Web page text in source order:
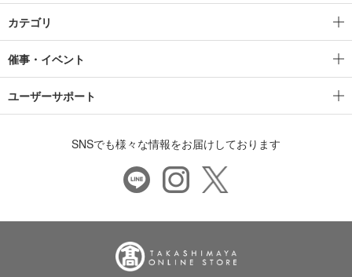
カテゴリ
催事・イベント
ユーザーサポート
SNSでも様々な情報をお届けしております